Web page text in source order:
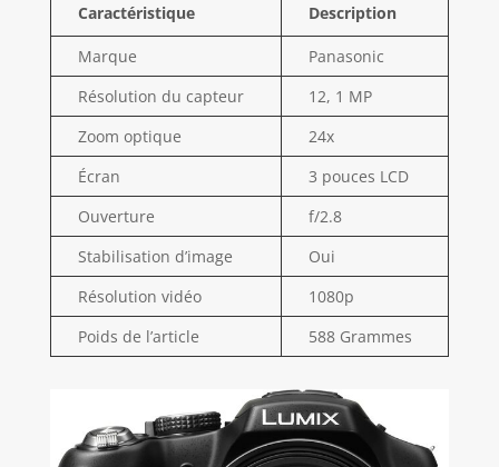
Caractéristique Description
Marque
Panasonic
Résolution du capteur
12, 1 MP
Zoom optique
24x
Écran
3 pouces LCD
Ouverture
f/2.8
Stabilisation d’image
Oui
Résolution vidéo
1080p
Poids de l’article
588 Grammes